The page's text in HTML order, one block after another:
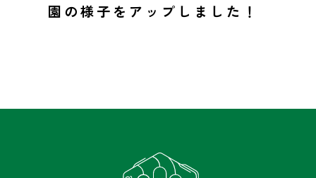
園の様子をアップしました！